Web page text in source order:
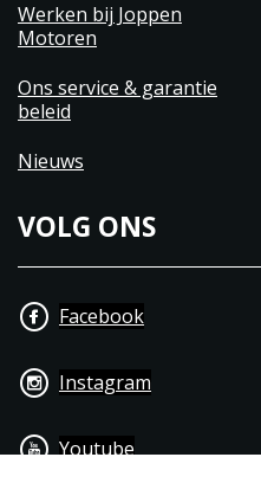
Werken bij Joppen
Motoren
Ons service & garantie
beleid
Nieuws
VOLG ONS
Facebook
Instagram
Youtube